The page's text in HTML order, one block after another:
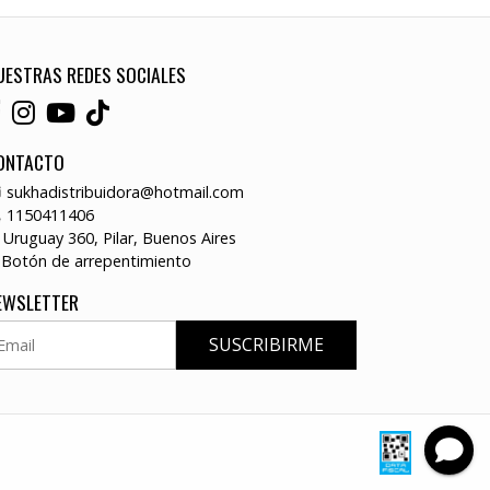
REDES SOCIALES
sukhadistribuidora@hotmail.com
1150411406
Uruguay 360, Pilar, Buenos Aires
Botón de arrepentimiento
SUSCRIBIRME